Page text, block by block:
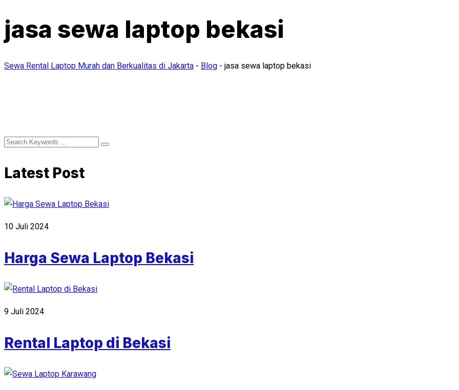
jasa sewa laptop bekasi
Sewa Rental Laptop Murah dan Berkualitas di Jakarta - Blog - jasa sewa laptop bekasi
Latest Post
10 Juli 2024
Harga Sewa Laptop Bekasi
9 Juli 2024
Rental Laptop di Bekasi